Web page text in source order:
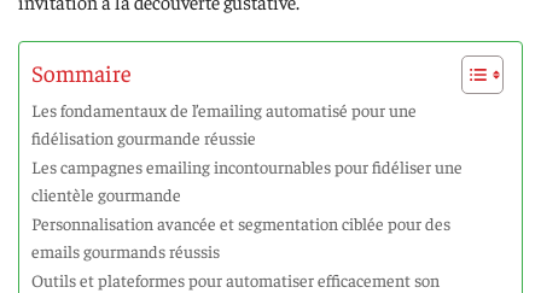
Sommaire
Les fondamentaux de l’emailing automatisé pour une
fidélisation gourmande réussie
Les campagnes emailing incontournables pour fidéliser une
clientèle gourmande
Personnalisation avancée et segmentation ciblée pour des
emails gourmands réussis
Outils et plateformes pour automatiser efficacement son